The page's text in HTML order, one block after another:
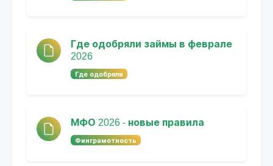
Где одобряли займы в феврале
2026
Где одобряли
МФО 2026 - новые правила
Финграмотность